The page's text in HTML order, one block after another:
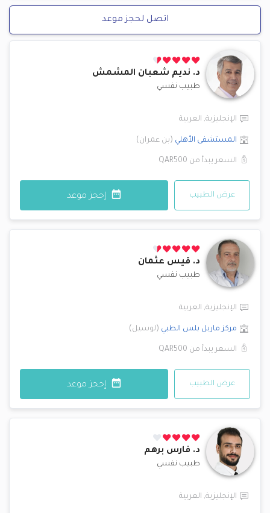
اتصل لحجز موعد
د. نديم شعبان المشمش
طبيب نفسي
الإنجليزية, العربية
المستشفى الأهلي (بن عمران)
السعر يبدأ من QAR500
عرض الطبيب إحجز موعد
د. قيس عثمان
طبيب نفسي
الإنجليزية, العربية
مركز ماربل بلس الطبي (لوسيل)
السعر يبدأ من QAR500
عرض الطبيب إحجز موعد
د. فارس برهم
طبيب نفسي
الإنجليزية, العربية